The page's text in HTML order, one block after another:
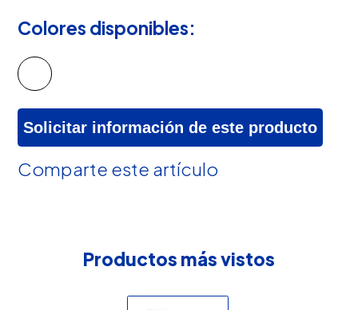
Colores disponibles:
Solicitar información de este producto
Comparte este artículo
Productos más vistos